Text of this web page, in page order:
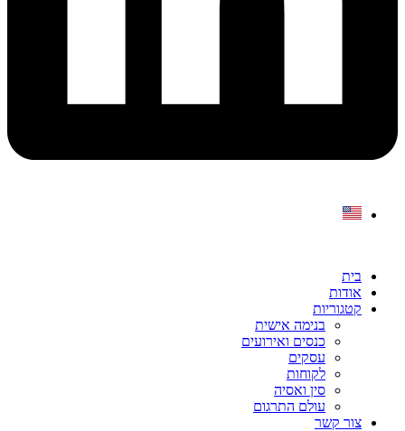
בית
אודות
קטגוריות
בנימה אישית
כנסים ואירועים
עסקים
לקוחות
סין ואסיה
עולם התרגום
צור קשר